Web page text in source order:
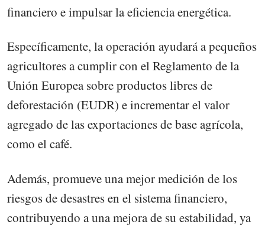
financiero e impulsar la eficiencia energética.
Específicamente, la operación ayudará a pequeños
agricultores a cumplir con el Reglamento de la
Unión Europea sobre productos libres de
deforestación (EUDR) e incrementar el valor
agregado de las exportaciones de base agrícola,
como el café.
Además, promueve una mejor medición de los
riesgos de desastres en el sistema financiero,
contribuyendo a una mejora de su estabilidad, ya